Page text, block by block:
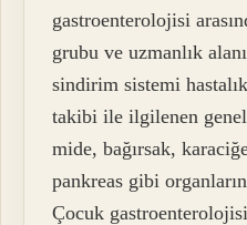
gastroenterolojisi
grubu ve uzmanlık
sindirim sistemi
takibi ile ilgilenen genel
mide, bağırsak,
pankreas gibi
Çocuk